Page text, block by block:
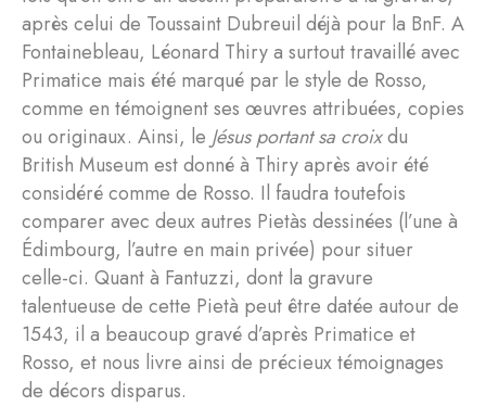
après celui de Toussaint Dubreuil déjà pour la BnF. A
Fontainebleau, Léonard Thiry a surtout travaillé avec
Primatice mais été marqué par le style de Rosso,
comme en témoignent ses œuvres attribuées, copies
ou originaux. Ainsi, le Jésus portant sa croixdu
British Museum est donné à Thiry après avoir été
considéré comme de Rosso. Il faudra toutefois
comparer avec deux autres Pietàs dessinées (l’une à
Édimbourg, l’autre en main privée) pour situer
celle-ci. Quant à Fantuzzi, dont la gravure
talentueuse de cette Pietà peut être datée autour de
1543, il a beaucoup gravé d’après Primatice et
Rosso, et nous livre ainsi de précieux témoignages
de décors disparus.